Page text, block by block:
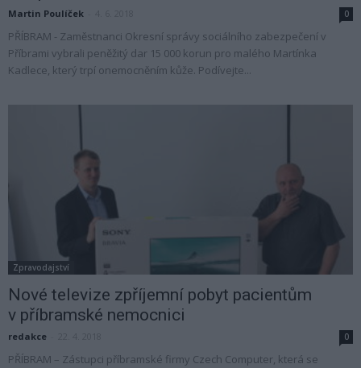
Martin Poulíček 0
PŘÍBRAM - Zaměstnanci Okresní správy sociálního zabezpečení v
Příbrami vybrali peněžitý dar 15 000 korun pro malého Martínka
Kadlece, který trpí onemocněním kůže. Podívejte...
Zpravodajství
Nové televize zpříjemní pobyt pacientům
v příbramské nemocnici
redakce 0
PŘÍBRAM – Zástupci příbramské firmy Czech Computer, která se